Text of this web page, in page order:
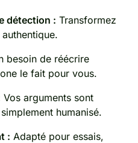
détection : Transformez
besoin de réécrire
le fait pour vous.
Vos arguments sont
humanisé.
: Adapté pour essais,